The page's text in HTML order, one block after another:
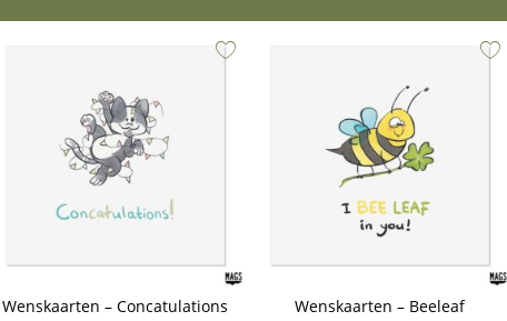
Wenskaarten – Concatulations Wenskaarten – Beeleaf